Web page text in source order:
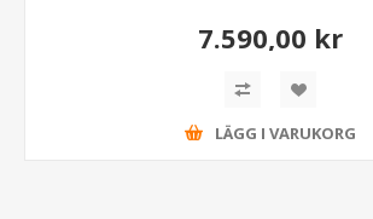
7.590,00 kr
LÄGG I VARUKORG